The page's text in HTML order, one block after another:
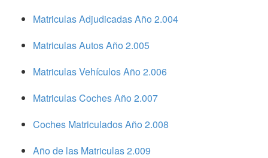
Matriculas Adjudicadas Año 2.004
Matriculas Autos Año 2.005
Matriculas Vehículos Año 2.006
Matriculas Coches Año 2.007
Coches Matriculados Año 2.008
Año de las Matriculas 2.009